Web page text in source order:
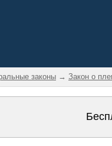
законы → Закон о